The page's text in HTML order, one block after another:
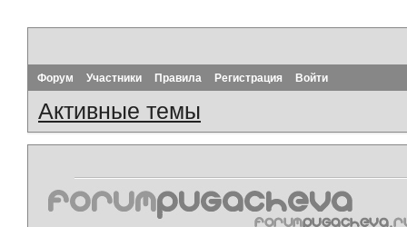
Форум Участники Правила Регистрация Войти
Активные темы